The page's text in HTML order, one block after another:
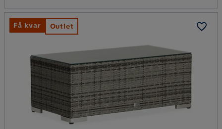
Få kvar Outlet